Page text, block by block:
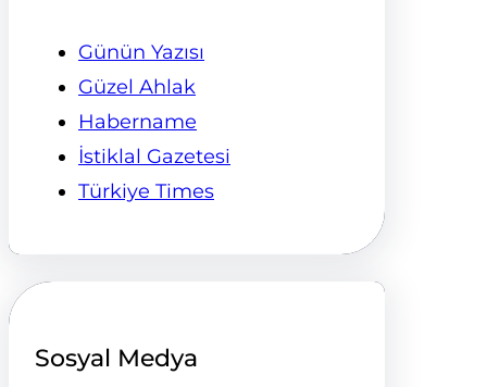
Günün Yazısı
Güzel Ahlak
Habername
İstiklal Gazetesi
Türkiye Times
Sosyal Medya